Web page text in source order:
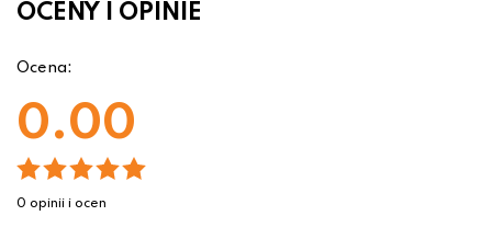
OCENY I OPINIE
Ocena:
0.00
0 opinii i ocen